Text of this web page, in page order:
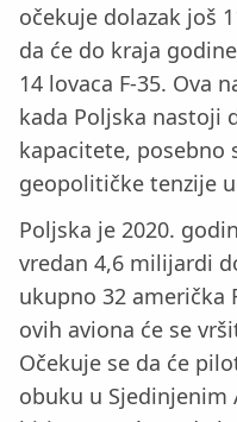
očekuje dolazak još
da će do kraja
14 lovaca F-35. Ova
kada Poljska nastoji
kapacitete, posebno
geopolitičke tenzije
Poljska je 2020.
vredan 4,6 milijardi
ukupno 32 američka
ovih aviona će se
Očekuje se da će
obuku u Sjedinjenim